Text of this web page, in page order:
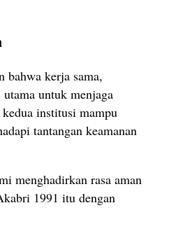
bahwa kerja sama,
untuk menjaga
institusi mampu
tantangan keamanan
menghadirkan rasa aman
1991 itu dengan